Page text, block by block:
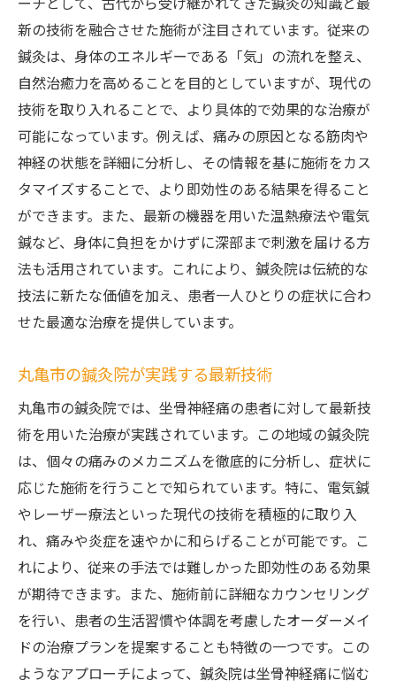
ーチとして、古代から受け継がれてきた鍼灸の知識と最
新の技術を融合させた施術が注目されています。従来の
鍼灸は、身体のエネルギーである「気」の流れを整え、
自然治癒力を高めることを目的としていますが、現代の
技術を取り入れることで、より具体的で効果的な治療が
可能になっています。例えば、痛みの原因となる筋肉や
神経の状態を詳細に分析し、その情報を基に施術をカス
タマイズすることで、より即効性のある結果を得ること
ができます。また、最新の機器を用いた温熱療法や電気
鍼など、身体に負担をかけずに深部まで刺激を届ける方
法も活用されています。これにより、鍼灸院は伝統的な
技法に新たな価値を加え、患者一人ひとりの症状に合わ
せた最適な治療を提供しています。
丸亀市の鍼灸院が実践する最新技術
丸亀市の鍼灸院では、坐骨神経痛の患者に対して最新技
術を用いた治療が実践されています。この地域の鍼灸院
は、個々の痛みのメカニズムを徹底的に分析し、症状に
応じた施術を行うことで知られています。特に、電気鍼
やレーザー療法といった現代の技術を積極的に取り入
れ、痛みや炎症を速やかに和らげることが可能です。こ
れにより、従来の手法では難しかった即効性のある効果
が期待できます。また、施術前に詳細なカウンセリング
を行い、患者の生活習慣や体調を考慮したオーダーメイ
ドの治療プランを提案することも特徴の一つです。この
ようなアプローチによって、鍼灸院は坐骨神経痛に悩む